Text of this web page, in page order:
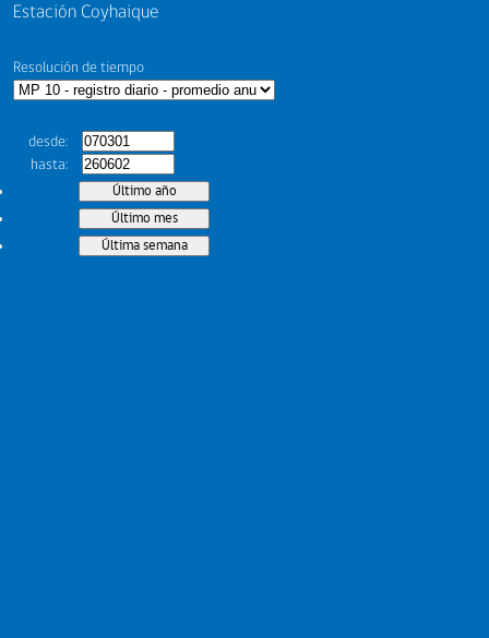
Estación Coyhaique
Resolución de tiempo
desde
hasta